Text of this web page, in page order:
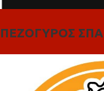
ΠΕΖΟΓΥΡΟΣ